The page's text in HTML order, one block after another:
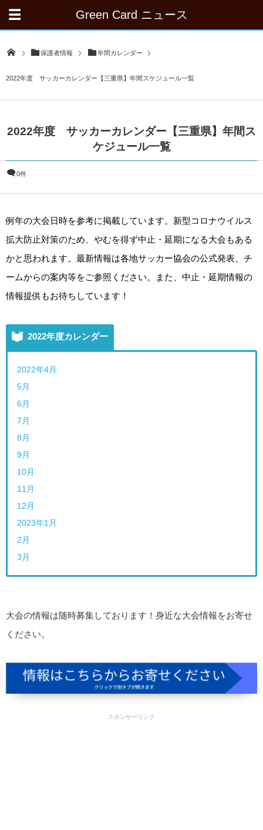
Green Card ニュース
保護者情報 年間カレンダー
2022年度 サッカーカレンダー【三重県】年間スケジュール一覧
2022年度 サッカーカレンダー【三重県】年間ス
ケジュール一覧
0件
例年の大会日時を参考に掲載しています。新型コロナウイルス
拡大防止対策のため、やむを得ず中止・延期になる大会もある
かと思われます。最新情報は各地サッカー協会の公式発表、チ
ームからの案内等をご参照ください。また、中止・延期情報の
情報提供もお待ちしています！
2022年度カレンダー
2022年4月
5月
6月
7月
8月
9月
10月
11月
12月
2023年1月
2月
3月
大会の情報は随時募集しております！身近な大会情報をお寄せ
ください。
スポンサーリンク